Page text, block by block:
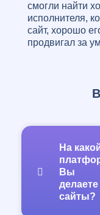
смогли найти
исполнителя,
сайт, хорошо
продвигал за
доказательств
работы, и
будет работать
себя
списком и
изначально в
заведениях, и
На
Вы
делаете
сайты?